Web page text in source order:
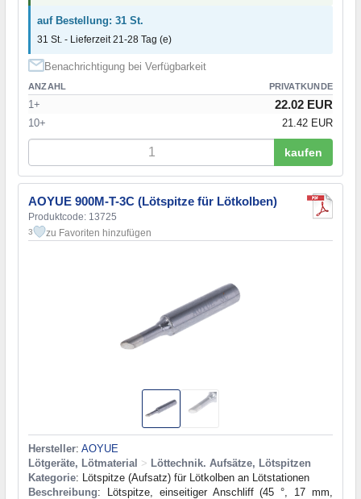
auf Bestellung: 31 St.
31 St. - Lieferzeit 21-28 Tag (e)
Benachrichtigung bei Verfügbarkeit
ANZAHL PRIVATKUNDE
1+ 22.02 EUR
10+ 21.42 EUR
kaufen
AOYUE 900M-T-3C (Lötspitze für Lötkolben)
Produktcode: 13725
3 zu Favoriten hinzufügen
Hersteller: AOYUE
Lötgeräte, Lötmaterial > Löttechnik. Aufsätze, Lötspitzen
Kategorie: Lötspitze (Aufsatz) für Lötkolben an Lötstationen
Beschreibung: Lötspitze, einseitiger Anschliff (45 °, 17 mm,